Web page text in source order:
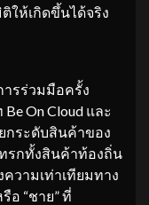
ให้เกิดขึ้นได้จริง
รร่วมมือครั้ง
On Cloud และ
กระดับสินค้าของ
รกทั้งสินค้าท้องถิ่น
วามเท่าเทียมทาง
อ “ชาย” ที่